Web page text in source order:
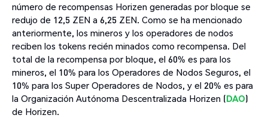
número de recompensas Horizen generadas por bloque se
redujo de 12,5 ZEN a 6,25 ZEN. Como se ha mencionado
anteriormente, los mineros y los operadores de nodos
reciben los tokens recién minados como recompensa. Del
total de la recompensa por bloque, el 60% es para los
mineros, el 10% para los Operadores de Nodos Seguros, el
10% para los Super Operadores de Nodos, y el 20% es para
la Organización Autónoma Descentralizada Horizen (DAO)
de Horizen.